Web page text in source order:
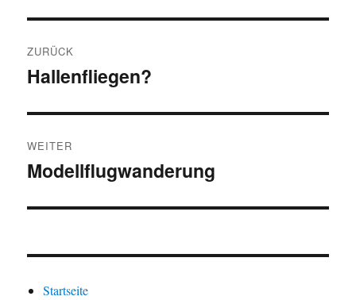
ZURÜCK
Vorheriger
Hallenfliegen?
WEITER
Nächster
Modellflugwanderung
Startseite